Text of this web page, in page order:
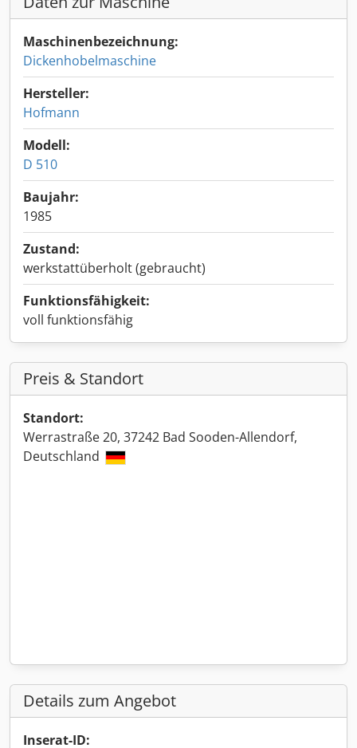
Maschinenbezeichnung:
Dickenhobelmaschine
Hersteller:
Hofmann
Modell:
D 510
Baujahr:
1985
Zustand:
werkstattüberholt (gebraucht)
Funktionsfähigkeit:
voll funktionsfähig
Preis & Standort
Standort:
Werrastraße 20, 37242 Bad Sooden-Allendorf,
Deutschland
Details zum Angebot
Inserat-ID: